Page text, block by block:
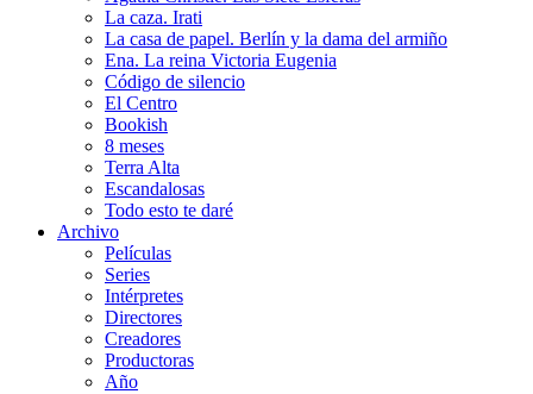
La caza. Irati
La casa de papel. Berlín y la dama del armiño
Ena. La reina Victoria Eugenia
Código de silencio
El Centro
Bookish
8 meses
Terra Alta
Escandalosas
Todo esto te daré
Archivo
Películas
Series
Intérpretes
Directores
Creadores
Productoras
Año